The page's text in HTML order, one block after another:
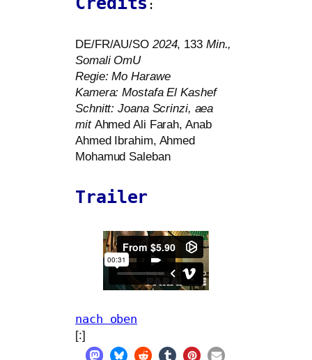
:
DE/FR/AU/SO2024, 133Min.,
Somali OmU
Regie: Mo Harawe
Kamera: Mostafa El Kashef
Schnitt: Joana Scrinzi, aea
mit Ahmed Ali Farah, Anab
Ahmed Ibrahim, Ahmed
Mohamud Saleban
Trailer
nach oben
[:]